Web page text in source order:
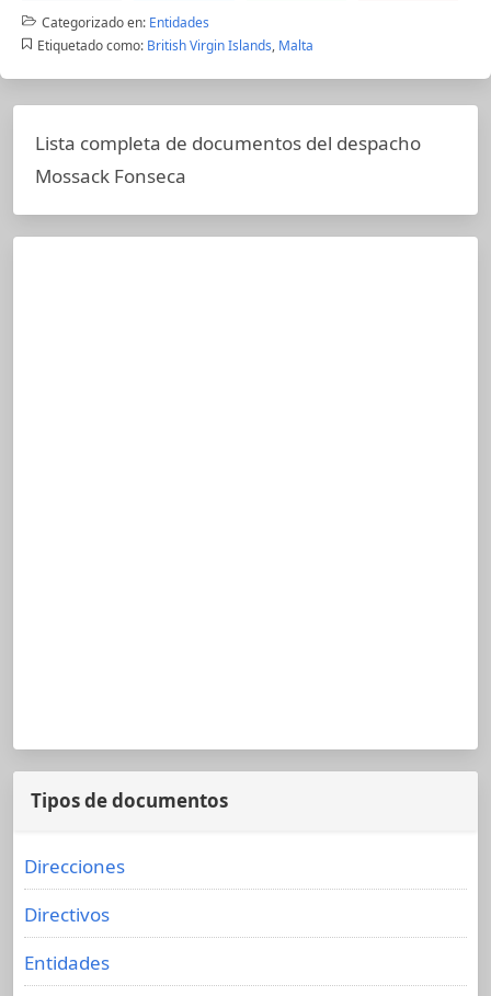
Categorizado en: Entidades
Etiquetado como: British Virgin Islands, Malta
Lista completa de documentos del despacho
Mossack Fonseca
Tipos de documentos
Direcciones
Directivos
Entidades